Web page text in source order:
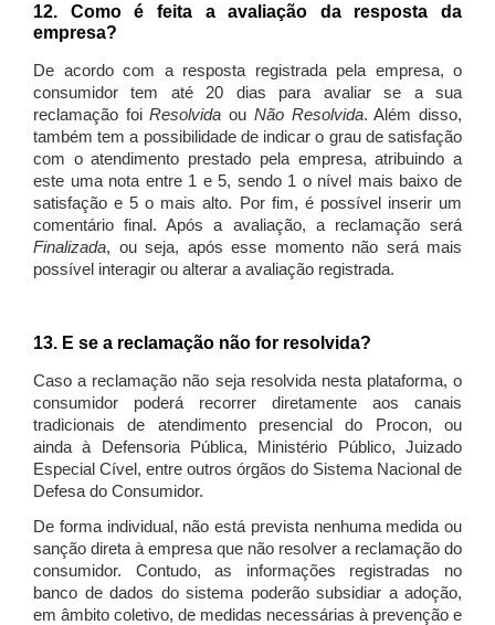
12. Como é feita a avaliação da resposta da
empresa?
De acordo com a resposta registrada pela empresa, o
consumidor tem até 20 dias para avaliar se a sua
reclamação foiResolvida ou Não Resolvida. Além disso,
também tem a possibilidade de indicar o grau de satisfação
com o atendimento prestado pela empresa, atribuindo a
este uma nota entre 1 e 5, sendo 1 o nível mais baixo de
satisfação e 5 o mais alto. Por fim, é possível inserir um
comentário final. Após a avaliação, a reclamação será
Finalizada, ou seja, após esse momento não será mais
possível interagir ou alterar a avaliação registrada.
13. E se a reclamação não for resolvida?
Caso a reclamação não seja resolvida nesta plataforma, o
consumidor poderá recorrer diretamente aos canais
tradicionais de atendimento presencial do Procon, ou
ainda à Defensoria Pública, Ministério Público, Juizado
Especial Cível, entre outros órgãos do Sistema Nacional de
Defesa do Consumidor.
De forma individual, não está prevista nenhuma medida ou
sanção direta à empresa que não resolver a reclamação do
consumidor. Contudo, as informações registradas no
banco de dados do sistema poderão subsidiar a adoção,
em âmbito coletivo, de medidas necessárias à prevenção e